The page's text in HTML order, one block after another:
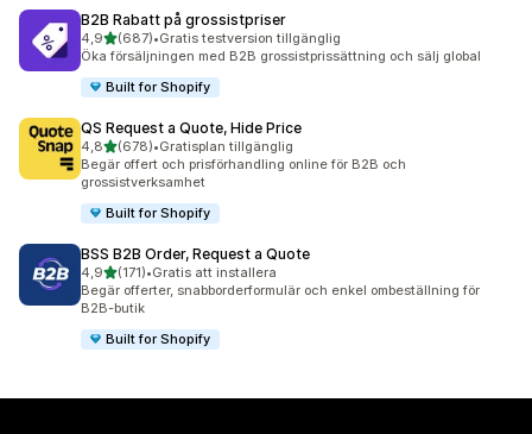
B2B Rabatt på grossistpriser
4,9av 5 stjärnor
(687)
687 recensioner totalt
•Gratis testversion tillgänglig
Öka försäljningen med B2B grossistprissättning och sälj global
Built for Shopify
QS Request a Quote, Hide Price
4,8av 5 stjärnor
(678)
678 recensioner totalt
•Gratisplan tillgänglig
Begär offert och prisförhandling online för B2B och
grossistverksamhet
Built for Shopify
BSS B2B Order, Request a Quote
4,9av 5 stjärnor
(171)
171 recensioner totalt
•Gratis att installera
Begär offerter, snabborderformulär och enkel ombeställning för
B2B-butik
Built for Shopify